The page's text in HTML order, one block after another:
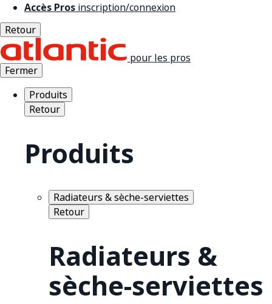
Accès Pros inscription/connexion
Retour
pour les pros
Fermer
Produits
Retour
Produits
Radiateurs & sèche-serviettes
Retour
Radiateurs &
sèche-serviettes